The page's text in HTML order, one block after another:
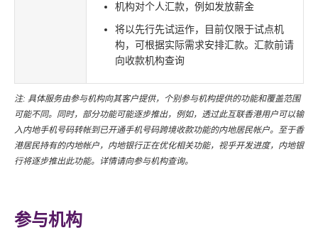
机构对个人汇款，例如发放薪金
将以先行先试运作，目前仅限于试点机
构，可根据实际需求安排汇款。汇款前请
向收款机构查询
注: 具体服务由参与机构向其客户提供，个别参与机构提供的功能和覆盖范围
可能不同。同时，部分功能可能逐步推出，例如，透过此互联香港用户可以输
入内地手机号码转帐到已开通手机号码跨境收款功能的内地居民帐户。至于香
港居民持有的内地帐户，内地银行正在优化相关功能，视乎开发进度，内地银
行将逐步推出此功能。详情请向参与机构查询。
参与机构